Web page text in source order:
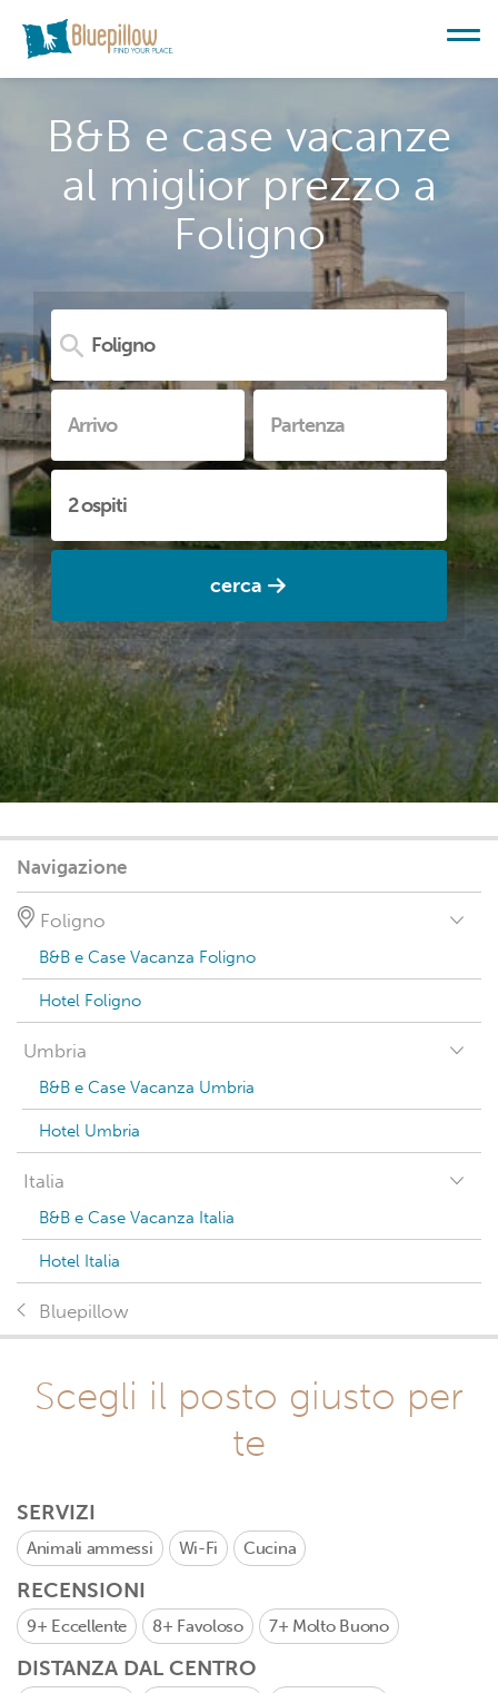
B&B e case vacanze
al miglior prezzo a
Foligno
cerca
Navigazione
Foligno
B&B e Case Vacanza Foligno
Hotel Foligno
Umbria
B&B e Case Vacanza Umbria
Hotel Umbria
Italia
B&B e Case Vacanza Italia
Hotel Italia
Bluepillow
Scegli il posto giusto per
te
SERVIZI
Animali ammessi Wi-Fi Cucina
RECENSIONI
9+ Eccellente 8+ Favoloso 7+ Molto Buono
DISTANZA DAL CENTRO